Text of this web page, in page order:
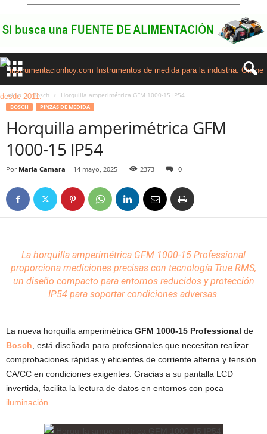
Inicio Bosch Horquilla amperimétrica GFM 1000-15 IP54
BOSCH PINZAS DE MEDIDA
Horquilla amperimétrica GFM
1000-15 IP54
Por Maria Camara - 14 mayo, 2025 2373 0
La horquilla amperimétrica GFM 1000-15 Professional
proporciona mediciones precisas con tecnología True RMS,
un diseño compacto para entornos reducidos y protección
IP54 para soportar condiciones adversas.
La nueva horquilla amperimétrica GFM 1000-15 Professional de
Bosch , está diseñada para profesionales que necesitan realizar
comprobaciones rápidas y eficientes de corriente alterna y tensión
CA/CC en condiciones exigentes. Gracias a su pantalla LCD
invertida, facilita la lectura de datos en entornos con poca
iluminación